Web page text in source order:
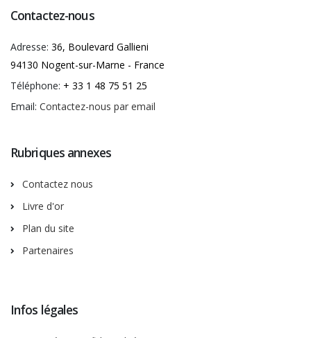
Contactez-nous
Adresse: 36, Boulevard Gallieni
94130 Nogent-sur-Marne - France
Téléphone: + 33 1 48 75 51 25
Email: Contactez-nous par email
Rubriques annexes
Contactez nous
Livre d'or
Plan du site
Partenaires
Infos légales